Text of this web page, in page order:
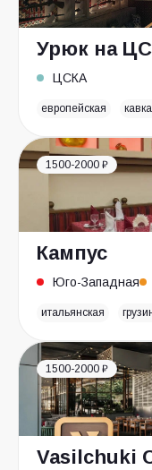
Урюк на
ЦСКА
европейская
1500-2000 ₽
Кампус
Юго-Западная
итальянская
1500-2000 ₽
Vasilchuki